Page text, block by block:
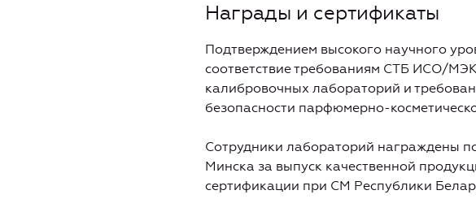
Награды и сертификаты
Подтверждением высокого научного
соответствие требованиям СТБ ИСО/
калибровочных лабораторий и
безопасности парфюмерно-
Сотрудники лабораторий награждены
Минска за выпуск качественной
сертификации при СМ Республики